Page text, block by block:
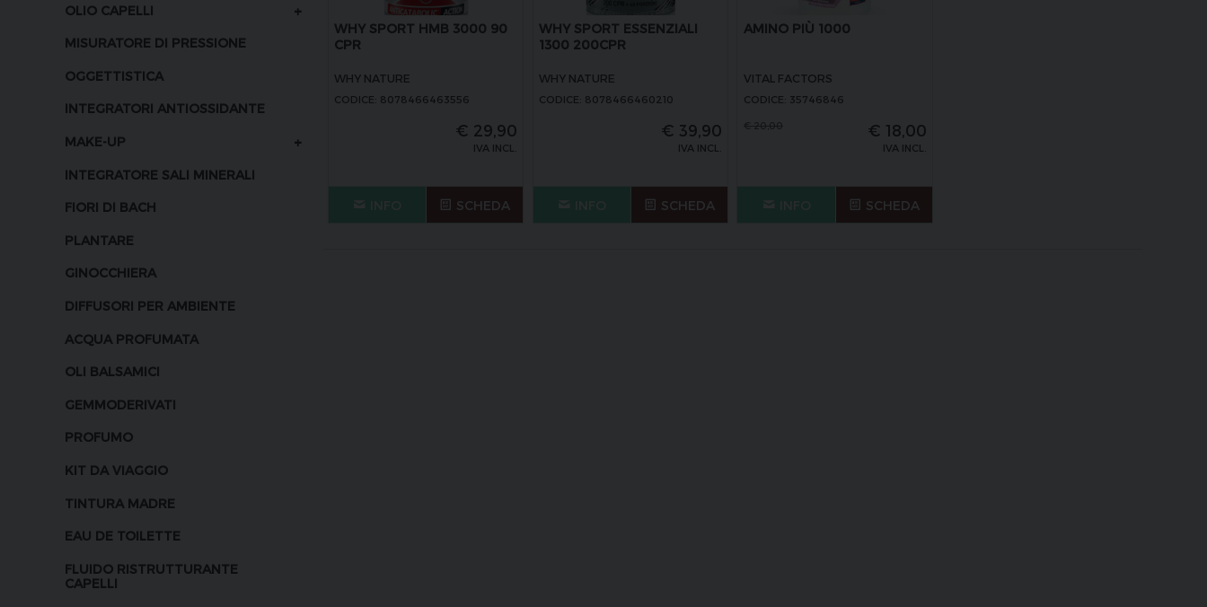
OLIO CAPELLI +
MISURATORE DI PRESSIONE
OGGETTISTICA
INTEGRATORI ANTIOSSIDANTE
MAKE-UP +
INTEGRATORE SALI MINERALI
FIORI DI BACH
PLANTARE
GINOCCHIERA
DIFFUSORI PER AMBIENTE
ACQUA PROFUMATA
OLI BALSAMICI
GEMMODERIVATI
PROFUMO
KIT DA VIAGGIO
TINTURA MADRE
EAU DE TOILETTE
FLUIDO RISTRUTTURANTE
CAPELLI
WHY SPORT HMB 3000 90
CPR
WHY NATURE
CODICE: 8078466463556
€ 29,90
IVA INCL.
SCHEDA
WHY SPORT ESSENZIALI
1300 200CPR
WHY NATURE
CODICE: 8078466460210
€ 39,90
IVA INCL.
SCHEDA
AMINO PIÙ 1000
VITAL FACTORS
CODICE: 35746846
€ 18,00
IVA INCL.
SCHEDA